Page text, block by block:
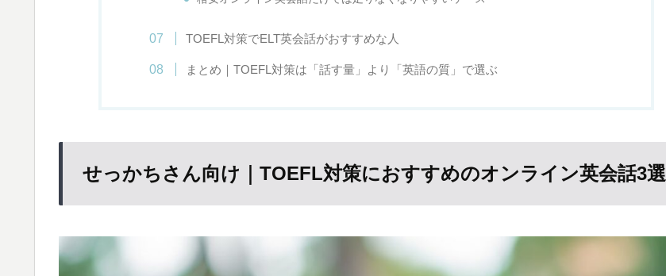
TOEFL対策でELT英会話がおすすめな人
まとめ｜TOEFL対策は「話す量」より「英語の質」で選ぶ
せっかちさん向け｜TOEFL対策におすすめのオンライン英会話3選